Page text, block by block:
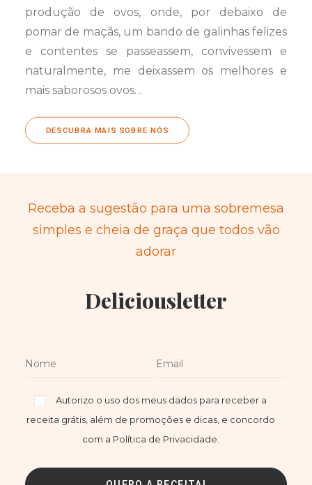
produção de ovos, onde, por debaixo de
pomar de maçãs, um bando de galinhas felizes
e contentes se passeassem, convivessem e
naturalmente, me deixassem os melhores e
mais saborosos ovos…
DESCUBRA MAIS SOBRE NÓS
Receba a sugestão para uma sobremesa
simples e cheia de graça que todos vão
adorar
Deliciousletter
Autorizo o uso dos meus dados para receber a
receita grátis, além de promoções e dicas, e concordo
com a Política de Privacidade.